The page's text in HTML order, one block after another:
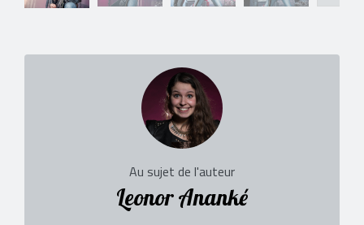
Au sujet de l'auteur
Leonor Ananké